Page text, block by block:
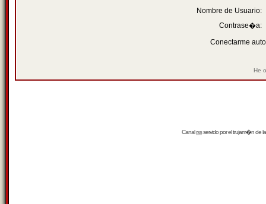
Nombre de Usuario:
Contrase�a:
Conectarme
He
Canalrssservido por eltrujam�nde